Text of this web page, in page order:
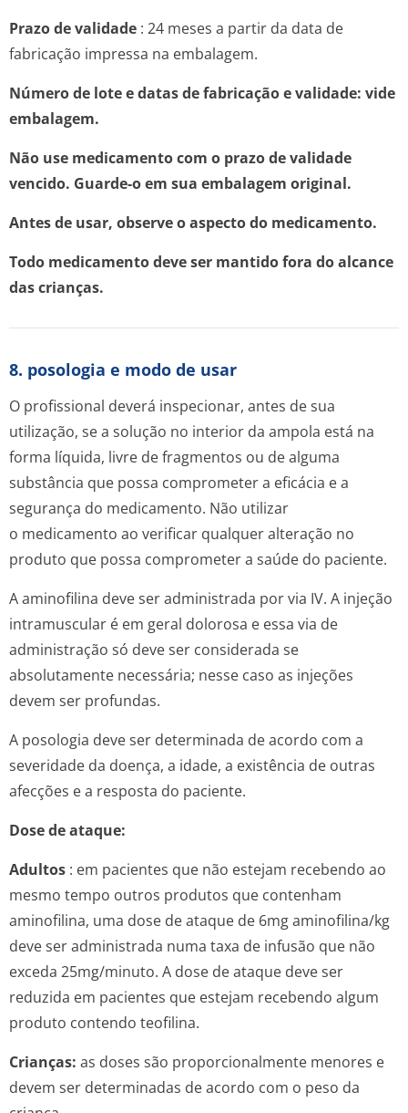
Prazo de validade : 24 meses a partir da data de
fabricação impressa na embalagem.
Número de lote e datas de fabricação e validade: vide
embalagem.
Não use medicamento com o prazo de validade
vencido. Guarde-o em sua embalagem original.
Antes de usar, observe o aspecto do medicamento.
Todo medicamento deve ser mantido fora do alcance
das crianças.
8. posologia e modo de usar
O profissional deverá inspecionar, antes de sua
utilização, se a solução no interior da ampola está na
forma líquida, livre de fragmentos ou de alguma
substância que possa comprometer a eficácia e a
segurança do medicamento. Não utilizar
o medicamento ao verificar qualquer alteração no
produto que possa comprometer a saúde do paciente.
A aminofilina deve ser administrada por via IV. A injeção
intramuscular é em geral dolorosa e essa via de
administração só deve ser considerada se
absolutamente necessária; nesse caso as injeções
devem ser profundas.
A posologia deve ser determinada de acordo com a
severidade da doença, a idade, a existência de outras
afecções e a resposta do paciente.
Dose de ataque:
Adultos : em pacientes que não estejam recebendo ao
mesmo tempo outros produtos que contenham
aminofilina, uma dose de ataque de 6mg aminofilina/kg
deve ser administrada numa taxa de infusão que não
exceda 25mg/minuto. A dose de ataque deve ser
reduzida em pacientes que estejam recebendo algum
produto contendo teofilina.
Crianças: as doses são proporcionalmente menores e
devem ser determinadas de acordo com o peso da